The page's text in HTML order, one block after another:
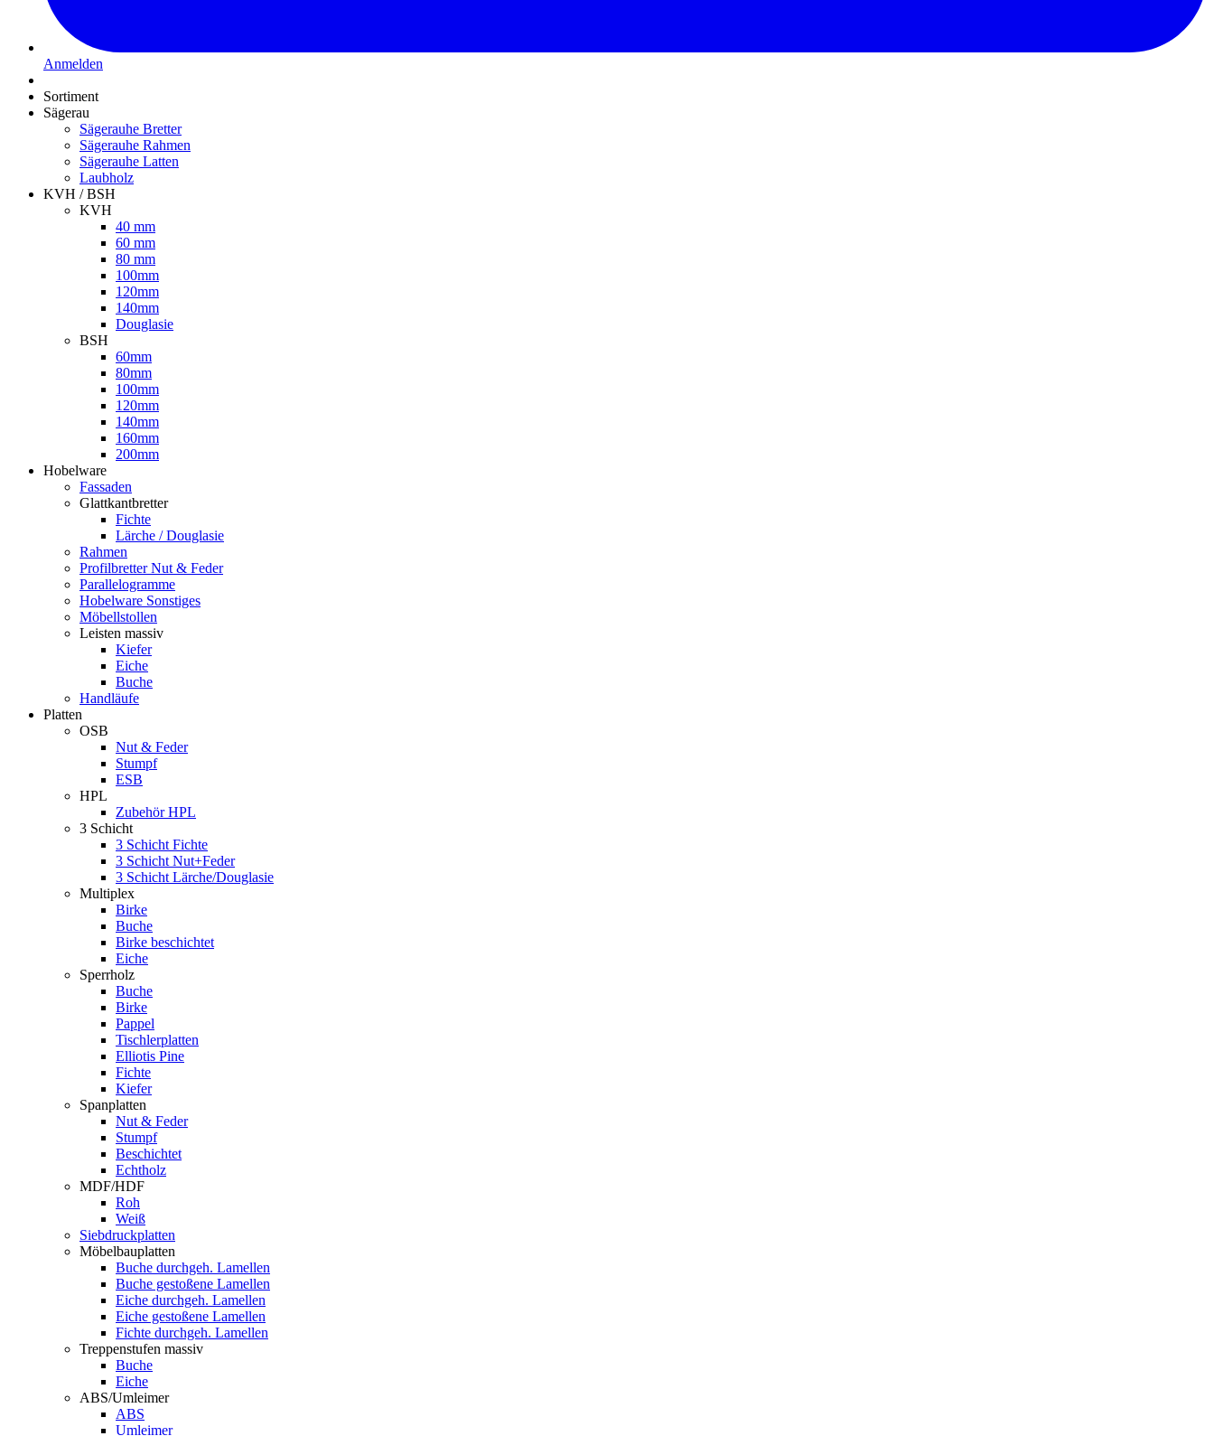
Anmelden
Sortiment
Sägerau
Sägerauhe Bretter
Sägerauhe Rahmen
Sägerauhe Latten
Laubholz
KVH / BSH
KVH
40 mm
60 mm
80 mm
100mm
120mm
140mm
Douglasie
BSH
60mm
80mm
100mm
120mm
140mm
160mm
200mm
Hobelware
Fassaden
Glattkantbretter
Fichte
Lärche / Douglasie
Rahmen
Profilbretter Nut & Feder
Parallelogramme
Hobelware Sonstiges
Möbellstollen
Leisten massiv
Kiefer
Eiche
Buche
Handläufe
Platten
OSB
Nut & Feder
Stumpf
ESB
HPL
Zubehör HPL
3 Schicht
3 Schicht Fichte
3 Schicht Nut+Feder
3 Schicht Lärche/Douglasie
Multiplex
Birke
Buche
Birke beschichtet
Eiche
Sperrholz
Buche
Birke
Pappel
Tischlerplatten
Elliotis Pine
Fichte
Kiefer
Spanplatten
Nut & Feder
Stumpf
Beschichtet
Echtholz
MDF/HDF
Roh
Weiß
Siebdruckplatten
Möbelbauplatten
Buche durchgeh. Lamellen
Buche gestoßene Lamellen
Eiche durchgeh. Lamellen
Eiche gestoßene Lamellen
Fichte durchgeh. Lamellen
Treppenstufen massiv
Buche
Eiche
ABS/Umleimer
ABS
Umleimer